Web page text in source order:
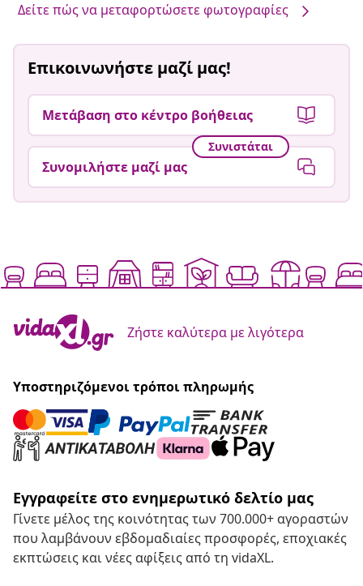
Δείτε πώς να μεταφορτώσετε φωτογραφίες
Επικοινωνήστε μαζί μας!
Μετάβαση στο κέντρο βοήθειας
Συνιστάται
Συνομιλήστε μαζί μας
Ζήστε καλύτερα με λιγότερα
Υποστηριζόμενοι τρόποι πληρωμής
Εγγραφείτε στο ενημερωτικό δελτίο μας
Γίνετε μέλος της κοινότητας των 700.000+ αγοραστών
που λαμβάνουν εβδομαδιαίες προσφορές, εποχιακές
εκπτώσεις και νέες αφίξεις από τη vidaXL.